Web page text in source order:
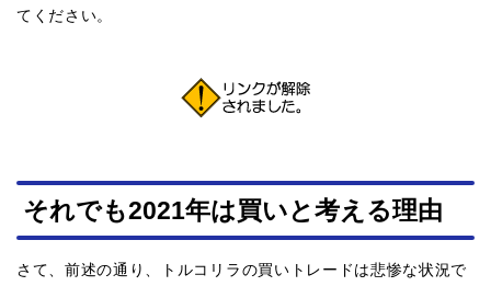
てください。
それでも2021年は買いと考える理由
さて、前述の通り、トルコリラの買いトレードは悲惨な状況で